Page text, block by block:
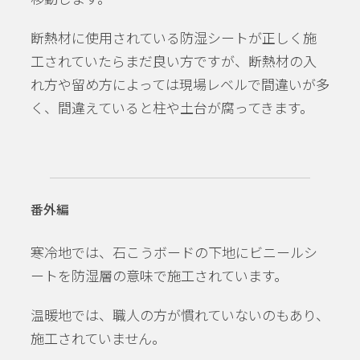
断熱材に使用されている防湿シートが正しく施
工されていたらまだ良い方ですが、断熱材の入
れ方や留め方によっては現場レベルで間違いが多
く、間違えていると柱や土台が腐ってきます。
番外編
寒冷地では、石こうボードの下地にビニールシ
ートを防湿層の意味で施工されています。
温暖地では、職人の方が慣れていないのもあり、
施工されていません。